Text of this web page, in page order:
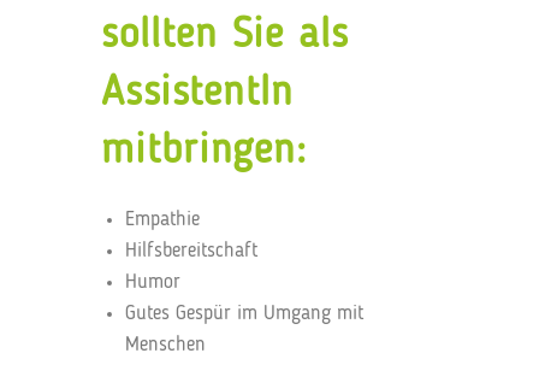
sollten Sie als
AssistentIn
mitbringen:
Empathie
Hilfsbereitschaft
Humor
Gutes Gespür im Umgang mit
Menschen